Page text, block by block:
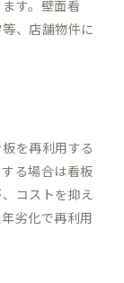
す。壁面看
、店舗物件に
を再利用する
る場合は看板
コストを抑え
劣化で再利用